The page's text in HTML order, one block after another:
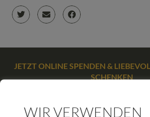
JETZT ONLINE SPENDEN &
SCHENKEN
WIR VERWENDEN